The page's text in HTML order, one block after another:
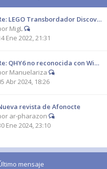
LEGO Transbordador Discov…
MigL
Ene 2022, 21:31
QHY6 no reconocida con Wi…
Manuelariza
Abr 2024, 18:26
revista de Afonocte
ar-pharazon
Ene 2024, 23:10
mensaje